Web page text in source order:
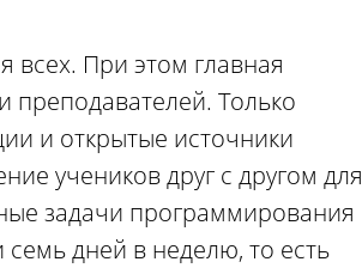
всех. При этом главная
преподавателей. Только
и открытые источники
учеников друг с другом для
задачи программирования
семь дней в неделю, то есть